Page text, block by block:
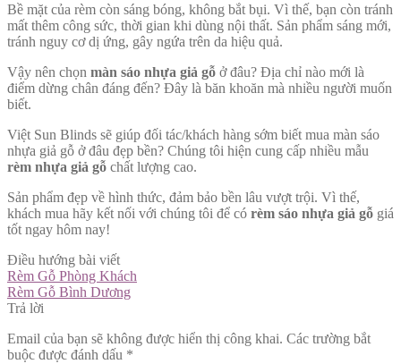
Bề mặt của rèm còn sáng bóng, không bắt bụi. Vì thế, bạn còn tránh
mất thêm công sức, thời gian khi dùng nội thất. Sản phẩm sáng mới,
tránh nguy cơ dị ứng, gây ngứa trên da hiệu quả.
Vậy nên chọn màn sáo nhựa giả gỗ ở đâu? Địa chỉ nào mới là
điểm dừng chân đáng đến? Đây là băn khoăn mà nhiều người muốn
biết.
Việt Sun Blinds sẽ giúp đối tác/khách hàng sớm biết mua màn sáo
nhựa giả gỗ ở đâu đẹp bền? Chúng tôi hiện cung cấp nhiều mẫu
rèm nhựa giả gỗ chất lượng cao.
Sản phẩm đẹp về hình thức, đảm bảo bền lâu vượt trội. Vì thế,
khách mua hãy kết nối với chúng tôi để có rèm sáo nhựa giả gỗ giá
tốt ngay hôm nay!
Điều hướng bài viết
Rèm Gỗ Phòng Khách
Rèm Gỗ Bình Dương
Trả lời
Email của bạn sẽ không được hiển thị công khai. Các trường bắt
buộc được đánh dấu *